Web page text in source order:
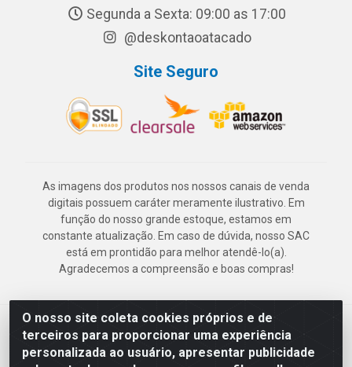
O nosso site coleta cookies próprios e de
terceiros para proporcionar uma experiência
personalizada ao usuário, apresentar publicidade
Segunda a Sexta: 09:00 as 17:00
@deskontaoatacado
Site Seguro
As imagens dos produtos nos nossos canais de venda
digitais possuem caráter meramente ilustrativo. Em
função do nosso grande estoque, estamos em
constante atualização. Em caso de dúvida, nosso SAC
está em prontidão para melhor atendê-lo(a).
Agradecemos a compreensão e boas compras!
Deskontão Atacado - Av. Marechal Mascarenhas de Morais, 2471 -
Imbiribeira - Recife/PE - CEP 51.150-001 - CNPJ 24.150.377/0003-
57